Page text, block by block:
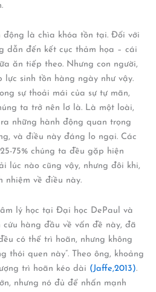
động là chìa khóa tồn tại. Đối với
dẫn đến kết cục thảm họa – cái
ăn tiếp theo. Nhưng con người,
sinh tồn hàng ngày như vậy.
sự thoải mái của sự tự mãn,
ta trở nên lơ là. Là một loài,
những hành động quan trọng
và điều này đáng lo ngại. Các
75% chúng ta đều gặp hiện
lúc nào cũng vậy, nhưng đôi khi,
nhiệm về điều này.
lý học tại Đại học DePaul và
hàng đầu về vấn đề này, đã
có thể trì hoãn, nhưng không
thói quen này”. Theo ông, khoảng
trì hoãn kéo dài (Jaffe,2013).
nhưng nó đủ để nhấn mạnh